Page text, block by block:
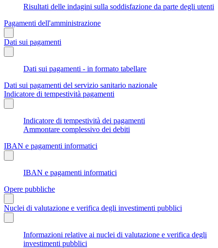
Risultati delle indagini sulla soddisfazione da parte degli utenti
Pagamenti dell'amministrazione
Dati sui pagamenti
Dati sui pagamenti - in formato tabellare
Dati sui pagamenti del servizio sanitario nazionale
Indicatore di tempestività pagamenti
Indicatore di tempestività dei pagamenti
Ammontare complessivo dei debiti
IBAN e pagamenti informatici
IBAN e pagamenti informatici
Opere pubbliche
Nuclei di valutazione e verifica degli investimenti pubblici
Informazioni relative ai nuclei di valutazione e verifica degli
investimenti pubblici